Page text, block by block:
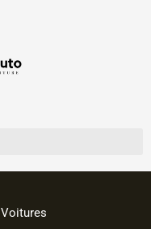
Voitures